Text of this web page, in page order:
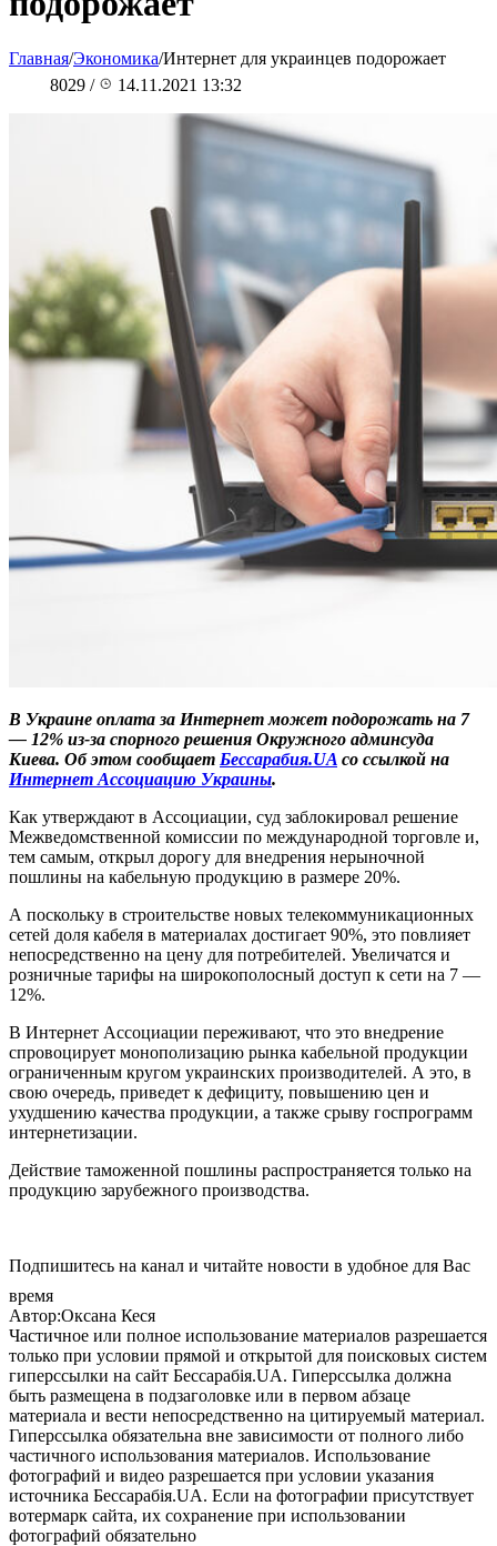
Главная/Экономика/Интернет для украинцев подорожает
8029 / 14.11.2021 13:32
В Украине оплата за Интернет может подорожать на 7
— 12% из-за спорного решения Окружного админсуда
Киева. Об этом сообщает Бессарабия.UA со ссылкой на
Интернет Ассоциацию Украины.
Как утверждают в Ассоциации, суд заблокировал решение
Межведомственной комиссии по международной торговле и,
тем самым, открыл дорогу для внедрения нерыночной
пошлины на кабельную продукцию в размере 20%.
А поскольку в строительстве новых телекоммуникационных
сетей доля кабеля в материалах достигает 90%, это повлияет
непосредственно на цену для потребителей. Увеличатся и
розничные тарифы на широкополосный доступ к сети на 7 —
12%.
В Интернет Ассоциации переживают, что это внедрение
спровоцирует монополизацию рынка кабельной продукции
ограниченным кругом украинских производителей. А это, в
свою очередь, приведет к дефициту, повышению цен и
ухудшению качества продукции, а также срыву госпрограмм
интернетизации.
Действие таможенной пошлины распространяется только на
продукцию зарубежного производства.
Подпишитесь на канал и читайте новости в удобное для Вас
время
Автор:Оксана Кеся
Частичное или полное использование материалов разрешается
только при условии прямой и открытой для поисковых систем
гиперссылки на сайт Бессарабія.UA. Гиперссылка должна
быть размещена в подзаголовке или в первом абзаце
материала и вести непосредственно на цитируемый материал.
Гиперссылка обязательна вне зависимости от полного либо
частичного использования материалов. Использование
фотографий и видео разрешается при условии указания
источника Бессарабія.UA. Если на фотографии присутствует
вотермарк сайта, их сохранение при использовании
фотографий обязательно